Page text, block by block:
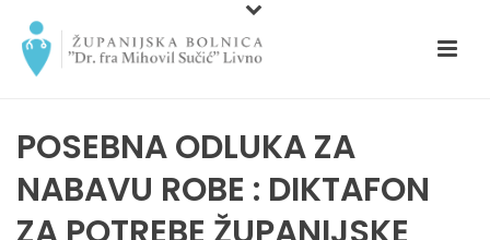
POSEBNA ODLUKA ZA
NABAVU ROBE : DIKTAFON